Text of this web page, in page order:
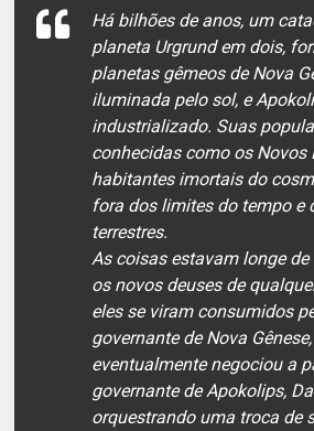
Há bilhões de anos, um
planeta Urgrund em dois,
planetas gêmeos de Nova
iluminada pelo sol, e
industrializado. Suas
conhecidas como os Novos
habitantes imortais do
fora dos limites do tempo e
terrestres.
As coisas estavam longe
os novos deuses de
eles se viram consumidos
governante de Nova
eventualmente negociou a
governante de Apokolips,
orquestrando uma troca de